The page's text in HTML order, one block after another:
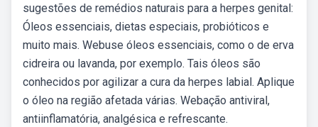
sugestões de remédios naturais para a herpes genital:
Óleos essenciais, dietas especiais, probióticos e
muito mais. Webuse óleos essenciais, como o de erva
cidreira ou lavanda, por exemplo. Tais óleos são
conhecidos por agilizar a cura da herpes labial. Aplique
o óleo na região afetada várias. Webação antiviral,
antiinflamatória, analgésica e refrescante.